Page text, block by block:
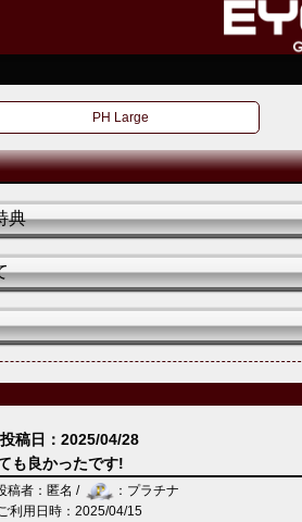
PH Large
典
投稿日：2025/04/28
も良かったです!
稿者：匿名 /
：プラチナ
利用日時：2025/04/15